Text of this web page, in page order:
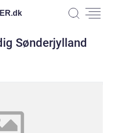
dk
Sønderjylland